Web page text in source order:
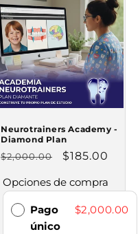
Neurotrainers Academy -
Diamond Plan
Regular
$2,000.00
Sale
$185.00
Opciones de compra
Pago
único
$2,000.00